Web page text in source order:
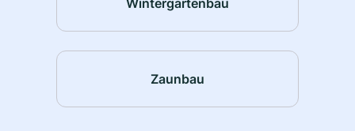
Zaunbau